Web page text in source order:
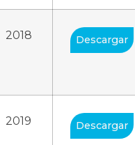
2018 Descargar
2019 Descargar